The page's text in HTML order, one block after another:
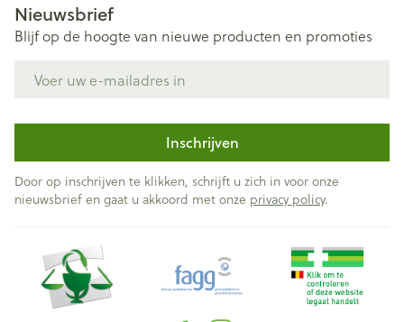
Nieuwsbrief
Blijf op de hoogte van nieuwe producten en promoties
Inschrijven
Door op inschrijven te klikken, schrijft u zich in voor onze
nieuwsbrief en gaat u akkoord met onze privacy policy.